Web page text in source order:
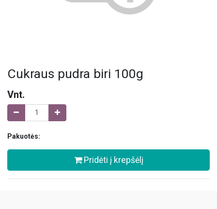
Cukraus pudra biri 100g
Vnt.
Pakuotės:
Pridėti į krepšėlį